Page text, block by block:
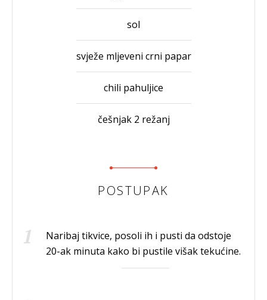
sol
svježe mljeveni crni papar
chili pahuljice
češnjak 2 režanj
POSTUPAK
Naribaj tikvice, posoli ih i pusti da odstoje
20-ak minuta kako bi pustile višak tekućine.